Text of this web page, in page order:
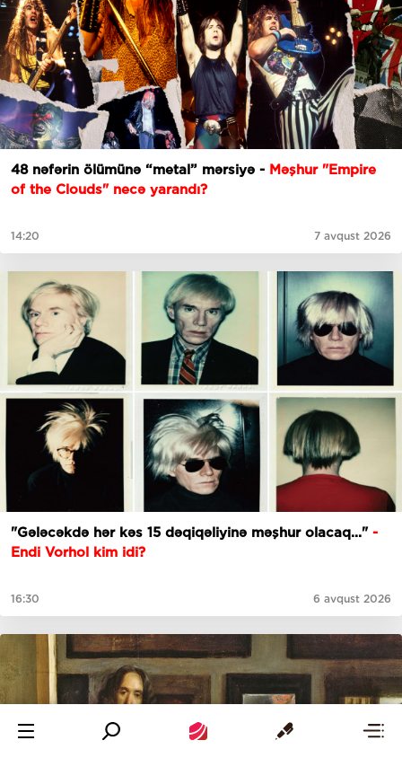
48 nəfərin ölümünə “metal” mərsiyə - Məşhur "Empire
of the Clouds" necə yarandı?
14:20 7 avqust 2026
"Gələcəkdə hər kəs 15 dəqiqəliyinə məşhur olacaq..." -
Endi Vorhol kim idi?
16:30 6 avqust 2026